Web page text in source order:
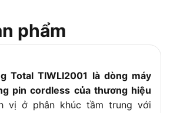
inch (12.7mm)
LED trợ sáng, đèn báo dung lượng pin
20V/2.0Ah, 1 sạc, 3 đầu khẩu (17mm,
21mm), túi đựng
phẩm
Total TIWLI2001 là dòng máy
pin cordless của thương hiệu
vị ở phân khúc tầm trung với